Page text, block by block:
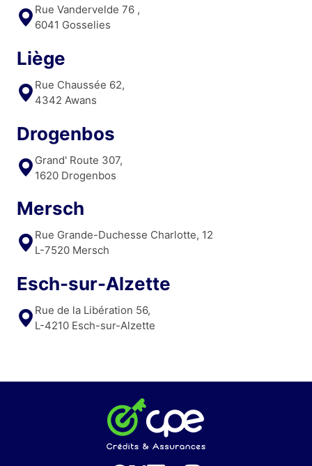
Rue Vandervelde 76 ,
6041 Gosselies
Liège
Rue Chaussée 62,
4342 Awans
Drogenbos
Grand' Route 307,
1620 Drogenbos
Mersch
Rue Grande-Duchesse Charlotte, 12
L-7520 Mersch
Esch-sur-Alzette
Rue de la Libération 56,
L-4210 Esch-sur-Alzette